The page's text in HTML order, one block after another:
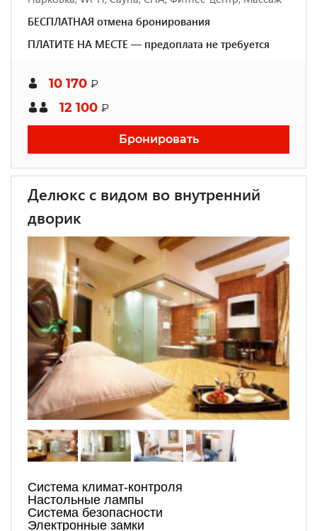
БЕСПЛАТНАЯ отмена бронирования
ПЛАТИТЕ НА МЕСТЕ — предоплата не требуется
10 170 ₽
12 100 ₽
Бронировать
Делюкс с видом во внутренний
дворик
Система климат-контроля
Настольные лампы
Система безопасности
Электронные замки